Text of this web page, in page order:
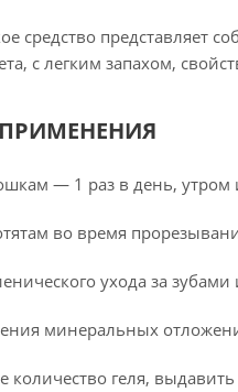
средство представляет
с легким запахом,
— 1 раз в день, утром
во время
ухода за
минеральных
количество геля,